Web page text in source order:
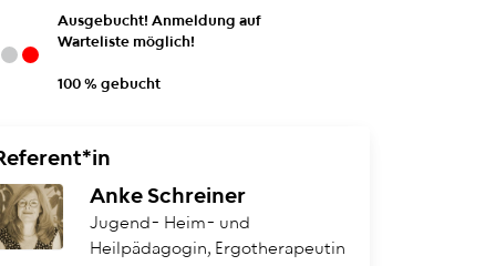
Ausgebucht! Anmeldung auf
Warteliste möglich!
100 % gebucht
Anke Schreiner
Jugend- Heim- und
Heilpädagogin, Ergotherapeutin